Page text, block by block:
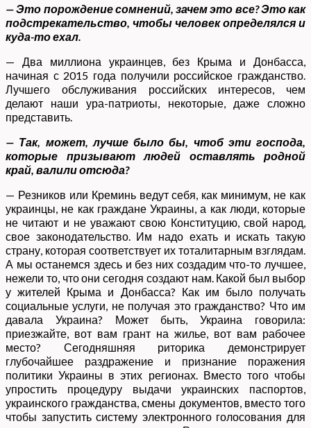
— Это порождение сомнений, зачем это все? Это как
подстрекательство, чтобы человек определялся и
куда-то ехал.
— Два миллиона украинцев, без Крыма и Донбасса,
начиная с 2015 года получили российское гражданство.
Лучшего обслуживания российских интересов, чем
делают наши ура-патриоты, некоторые, даже сложно
представить.
— Так, может, лучше было бы, чтоб эти господа,
которые призывают людей оставлять родной
край, валили отсюда?
— Резников или Креминь ведут себя, как минимум, не как
украинцы, не как граждане Украины, а как люди, которые
не читают и не уважают свою Конституцию, свой народ,
свое законодательство. Им надо ехать и искать такую
страну, которая соответствует их тоталитарным взглядам.
А мы останемся здесь и без них создадим что-то лучшее,
нежели то, что они сегодня создают нам. Какой был выбор
у жителей Крыма и Донбасса? Как им было получать
социальные услуги, не получая это гражданство? Что им
давала Украина? Может быть, Украина говорила:
приезжайте, вот вам грант на жилье, вот вам рабочее
место? Сегодняшняя риторика демонстрирует
глубочайшее раздражение и признание поражения
политики Украины в этих регионах. Вместо того чтобы
упростить процедуру выдачи украинских паспортов,
украинского гражданства, смены документов, вместо того
чтобы запустить систему электронного голосования для